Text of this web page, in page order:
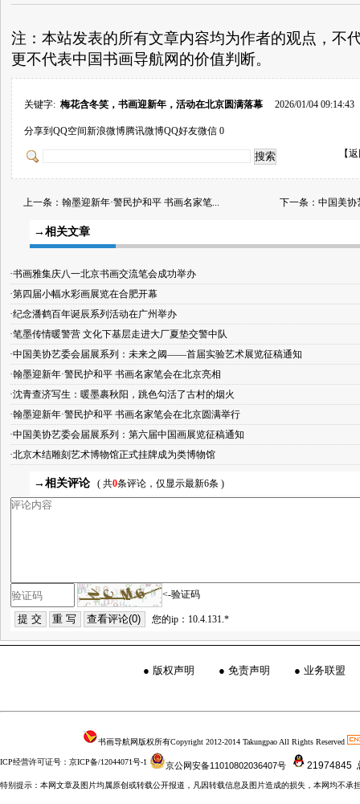
注：本站发表的所有文章内容均为作者的观点，不
更不代表中国书画导航网的价值判断。
关键字: 梅花含冬笑，书画迎新年，活动在北京圆满落幕 2026/01/04 09:14:43
分享到 QQ空间新浪微博腾讯微博QQ好友微信 0
【
上一条： 翰墨迎新年·警民护和平 书画名家笔... 下一条： 中国美协
→相关文章
·书画雅集庆八一北京书画交流笔会成功举办
·第四届小幅水彩画展览在合肥开幕
·纪念潘鹤百年诞辰系列活动在广州举办
·笔墨传情暖警营 文化下基层走进大厂夏垫交警中队
·中国美协艺委会届展系列：未来之阈——首届实验艺术展览征稿通知
·翰墨迎新年·警民护和平 书画名家笔会在北京亮相
·沈青查济写生：暖墨裹秋阳，跳色勾活了古村的烟火
·翰墨迎新年·警民护和平 书画名家笔会在北京圆满举行
·中国美协艺委会届展系列：第六届中国画展览征稿通知
·北京木结雕刻艺术博物馆正式挂牌成为类博物馆
→相关评论 ( 共0条评论，仅显示最新6条 )
<-验证码
您的ip：10.4.131.*
● 版权声明 ● 免责声明 ● 业务联盟
书画导航网版权所有Copyright 2012-2014 Takungpao All Rights Reserved
ICP经营许可证号：京ICP备/12044071号-1 京公网安备11010802036407号 21974845
特别提示：本网文章及图片均属原创或转载公开报道，凡因转载信息及图片造成的损失，本网均不